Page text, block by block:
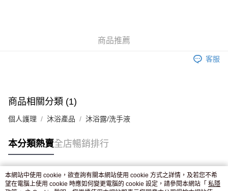
付款後門市自取，訂單確認後2-4個工作天到店，7天內取。逾期後
商品推薦
客服
商品相關分類 (1)
個人護理 沐浴產品 沐浴露/洗手液
本分類熱賣全店暢銷排行
熱門標籤
本網站中使用 cookie，欲查詢有關本網站使用 cookie 方式之詳情，及若您不希
望在電腦上使用 cookie 時應如何變更電腦的 cookie 設定，請參閱本網站「 私隱